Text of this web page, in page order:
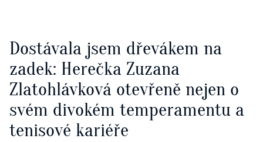
Dostávala jsem dřevákem na
zadek: Herečka Zuzana
Zlatohlávková otevřeně nejen o
svém divokém temperamentu a
tenisové kariéře